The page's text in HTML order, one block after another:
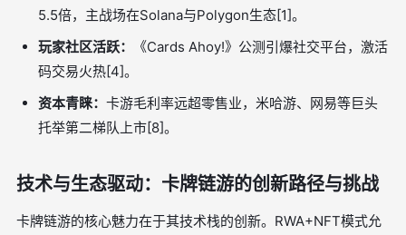
5.5倍，主战场在Solana与Polygon生态[1]。
玩家社区活跃：
《Cards Ahoy!》公测引爆社交平台，激活
码交易火热[4]。
资本青睐： 卡游毛利率远超零售业，米哈游、网易等巨头
托举第二梯队上市[8]。
技术与生态驱动：卡牌链游的创新路径与挑战
卡牌链游的核心魅力在于其技术栈的创新。RWA+NFT模式允